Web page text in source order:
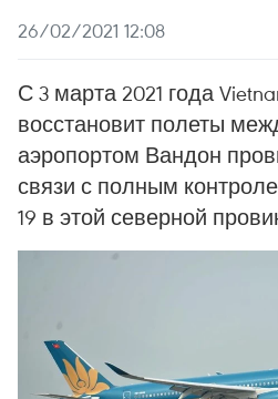
26/02/2021 12:08
С 3 марта 2021 года
восстановит полеты
аэропортом Вандон
связи с полным
19 в этой северной